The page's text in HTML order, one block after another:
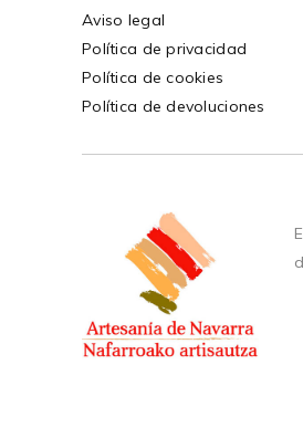
Aviso legal
Política de privacidad
Política de cookies
Política de devoluciones